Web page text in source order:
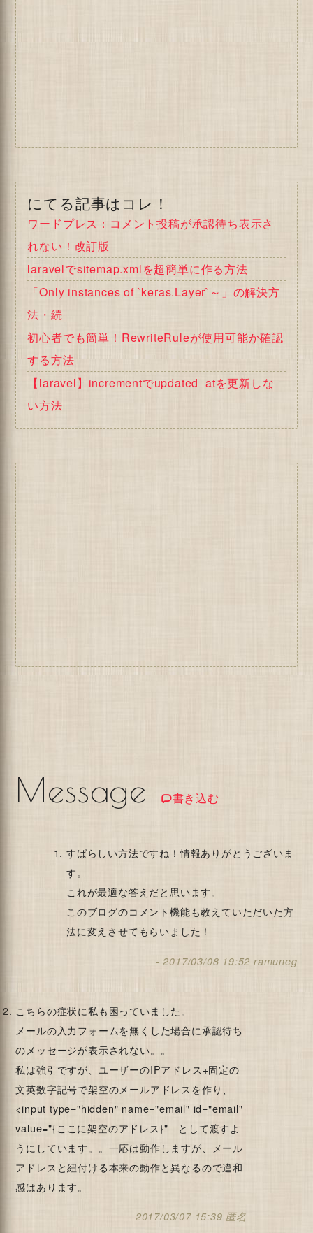
にてる記事はコレ！
ワードプレス：コメント投稿が承認待ち表示さ
れない！改訂版
laravelでsitemap.xmlを超簡単に作る方法
「Only instances of `keras.Layer`～」の解決方
法・続
初心者でも簡単！RewriteRuleが使用可能か確認
する方法
【laravel】incrementでupdated_atを更新しな
い方法
Message 書き込む
かる場合があります。
すばらしい方法ですね！情報ありがとうございま
す。
これが最適な答えだと思います。
このブログのコメント機能も教えていただいた方
法に変えさせてもらいました！
2017/03/08 19:52 ramuneg
こちらの症状に私も困っていました。
メールの入力フォームを無くした場合に承認待ち
のメッセージが表示されない。。
私は強引ですが、ユーザーのIPアドレス+固定の
文英数字記号で架空のメールアドレスを作り、
<input type="hidden" name="email" id="email"
value="{ここに架空のアドレス}" として渡すよ
うにしています。。一応は動作しますが、メール
アドレスと紐付ける本来の動作と異なるので違和
感はあります。
2017/03/07 15:39 匿名